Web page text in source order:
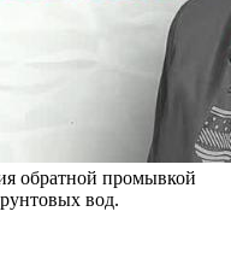
обратной промывкой
вод.